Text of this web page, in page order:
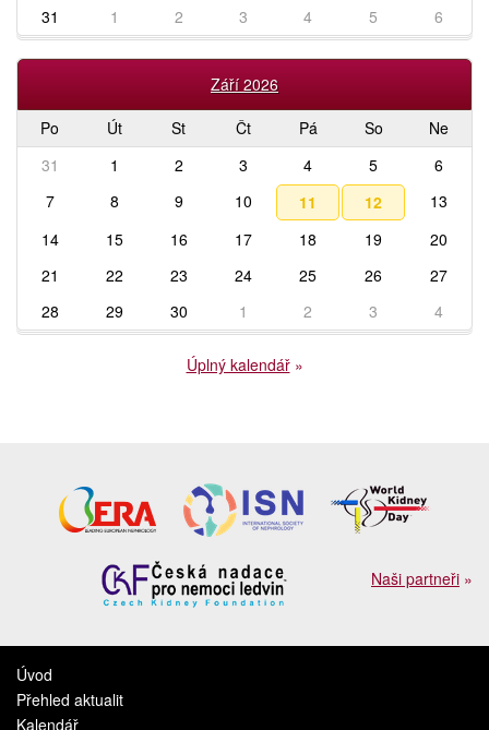
31
1 2 3 4 5 6
Září 2026
Po
Út St Čt Pá So
Ne
31
1 2 3 4 5
6
7
8 9 10 11 12
13
14
15 16 17 18 19
20
21
22 23 24 25 26
27
28
29 30 1 2 3 4
Úplný kalendář»
Naši partneři »
Úvod
Přehled aktualit
Kalendář